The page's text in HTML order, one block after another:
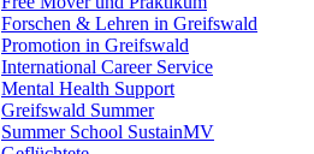
Forschen & Lehren in Greifswald
Promotion in Greifswald
International Career Service
Mental Health Support
Greifswald Summer
Summer School SustainMV